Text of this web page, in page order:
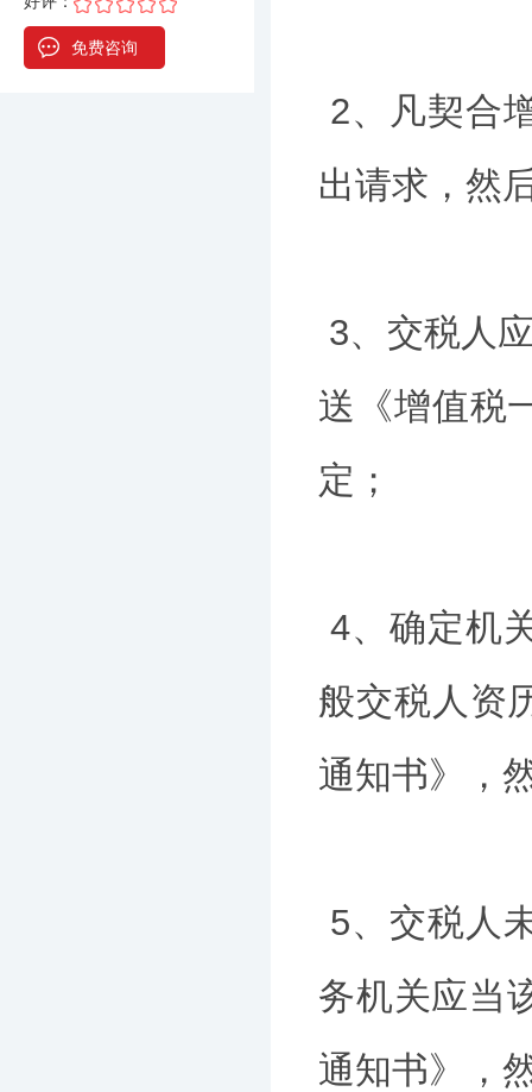
免费咨询
2、凡契合
出请求，然
3、交税人
送《增值税
定；
4、确定机
般交税人资
通知书》，
5、交税人
务机关应当
通知书》，